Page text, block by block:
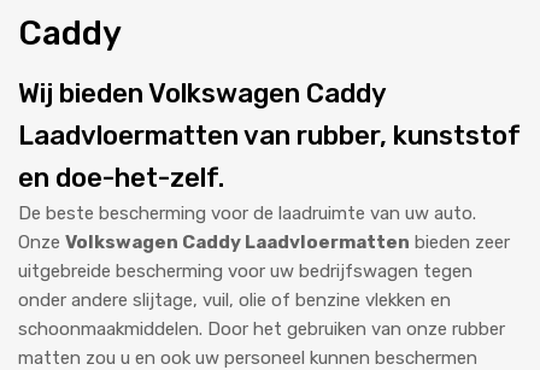
Caddy
Wij bieden Volkswagen Caddy
Laadvloermatten van rubber, kunststof
en doe-het-zelf.
De beste bescherming voor de laadruimte van uw auto.
Onze Volkswagen Caddy Laadvloermatten bieden zeer
uitgebreide bescherming voor uw bedrijfswagen tegen
onder andere slijtage, vuil, olie of benzine vlekken en
schoonmaakmiddelen. Door het gebruiken van onze rubber
matten zou u en ook uw personeel kunnen beschermen